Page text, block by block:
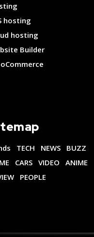
hosting
hosting
Builder
TECH NEWS
BUZZ
CARS VIDEO
ANIME
PEOPLE